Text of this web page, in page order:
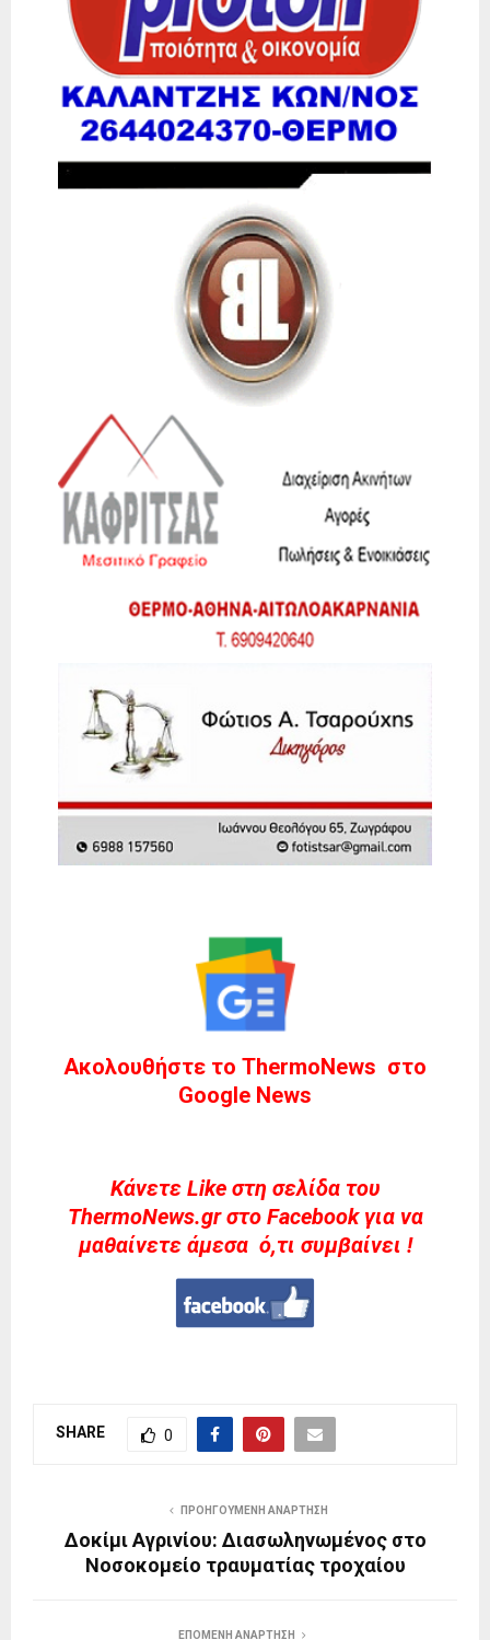
Ακολουθήστε το ThermoNews στο
Google News
Kάνετε Like στη σελίδα του
ThermoNews.gr στο Facebook για να
μαθαίνετε άμεσα ό,τι συμβαίνει !
SHARE 0
ΠΡΟΗΓΟΎΜΕΝΗ ΑΝΆΡΤΗΣΗ
Δοκίμι Αγρινίου: Διασωληνωμένος στο
Νοσοκομείο τραυματίας τροχαίου
ΕΠΌΜΕΝΗ ΑΝΆΡΤΗΣΗ